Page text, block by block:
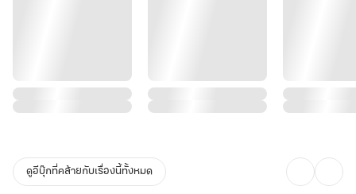
ดูอีบุ๊กที่คล้ายกับเรื่องนี้ทั้งหมด